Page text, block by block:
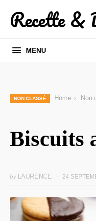
Recette &
MENU
NON CLASSÉ Home Non
Biscuits
by LAURENCE 24